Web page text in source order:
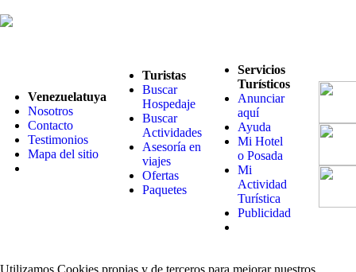
Venezuelatuya
Nosotros
Contacto
Testimonios
Mapa del sitio
Turistas
Buscar
Hospedaje
Buscar
Actividades
Asesoría en
viajes
Ofertas
Paquetes
Servicios
Turísticos
Anunciar
aquí
Ayuda
Mi Hotel
o Posada
Mi
Actividad
Turística
Publicidad
Utilizamos Cookies propias y de terceros para mejorar nuestros